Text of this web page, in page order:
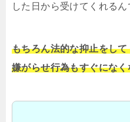
した日から受けてくれるん
もちろん法的な抑止をし
嫌がらせ行為もすぐにな